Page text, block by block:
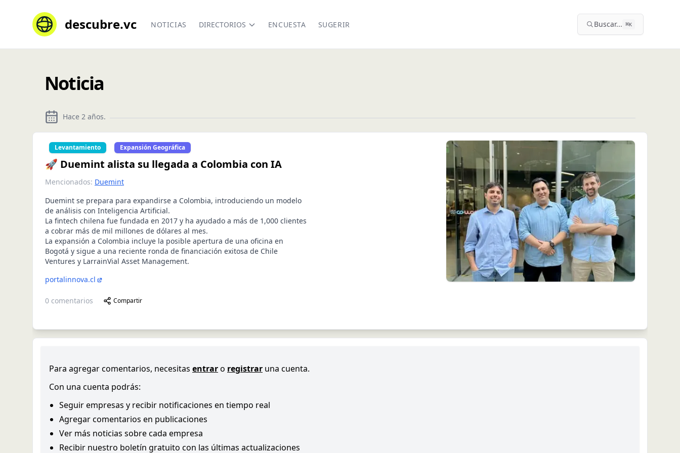
descubre.vc NOTICIAS DIRECTORIOS ENCUESTA SUGERIR Buscar... ⌘K
Noticia
Hace 2 años.
Levantamiento Expansión Geográfica
🚀 Duemint alista su llegada a Colombia con IA
Mencionados: Duemint
Duemint se prepara para expandirse a Colombia, introduciendo un modelo
de análisis con Inteligencia Artificial.
La fintech chilena fue fundada en 2017 y ha ayudado a más de 1,000 clientes
a cobrar más de mil millones de dólares al mes.
La expansión a Colombia incluye la posible apertura de una oficina en
Bogotá y sigue a una reciente ronda de financiación exitosa de Chile
Ventures y LarrainVial Asset Management.
portalinnova.cl
0 comentarios Compartir
Para agregar comentarios, necesitas entraro registrar una cuenta.
Con una cuenta podrás:
Seguir empresas y recibir notificaciones en tiempo real
Agregar comentarios en publicaciones
Ver más noticias sobre cada empresa
Recibir nuestro boletín gratuito con las últimas actualizaciones